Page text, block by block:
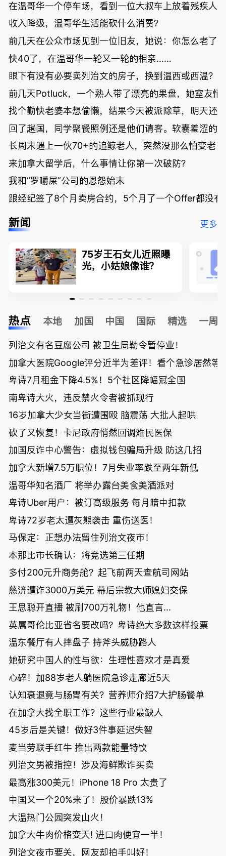
在温哥华一个停车场，看到一位大叔车上放着残疾人
收入降级，温哥华生活能砍什么消费？
前几天在公众市场见到一位旧友，她说：你怎么老了
快40了，在温哥华一轮又一轮的相亲……
眼下有没有必要卖列治文的房子，换到温西或西温？
前几天Potluck，一个熟人带了漂亮的果盘，她室友悄
找个勤快老婆本想偷懒，结果今天被派除草，明天还
回了趟国，同学聚餐照例还是他们请客。软囊羞涩的
长周末遇上一伙70+的追鲸老人，突然没那么怕变老了
来加拿大留学后，什么事情让你第一次破防？
我和“罗嚼屎”公司的恩怨始末
跟经纪签了8个月卖房合约，5个月了一个Offer都没有
新闻 更多
75岁王石女儿近照曝
光，小姑娘像谁？
热点 本地 加国 中国 国际 精选 一周
列治文有名豆腐公司 被卫生局勒令暂停业！
加拿大医院Google评分近半为差评！看个急诊居然等
卑诗7月租金下降4.5%！5个社区降幅冠全国
南卑诗大火，违反禁火令者被抓现行
16岁加拿大少女当街遭围殴 脑震荡 大批人起哄
砍了又恢复！卡尼政府悄然回调难民医保
加国反诈中心警告：虚拟钱包骗局升级 防这几招
加拿大新增7.5万职位！7月失业率跌至两年新低
温哥华知名酒厂 将举办露台美食美酒派对
卑诗Uber用户：被订高级服务 每月暗中扣款
卑诗72岁老太遭灰熊袭击 重伤送医！
马保定：正想办法留住列治文夜市！
本那比市长确认：将竞选第三任期
多付200元升商务舱？起飞前两天查航司网站
慈济遭诈3000万美元 幕后宗教大师媳妇交保
王思聪开直播 被刷700万礼物！他直言...
英属哥伦比亚省名要改吗？卑诗绝大多数这样投票
温东餐厅有人摔盘子 持斧头威胁路人
她研究中国人的性与欲：生理性喜欢才是真爱
心碎！加88岁老人躺医院急诊走廊近5天
认知衰退竟与肠胃有关？营养师介绍7大护肠餐单
在加拿大找全职工作？这些行业最缺人
45岁后是关键！做好3件事延迟失智
麦当劳联手红牛 推出两款能量特饮
列治文男被指控！涉及海鲜欺诈买卖
最高涨300美元！iPhone 18 Pro 太贵了
中国又一个20%来了！股价暴跌13%
大温热门公园突发山火！
加拿大牛肉价格变天! 进口肉便宜一半！
列治文夜市要关，网友却拍手叫好！